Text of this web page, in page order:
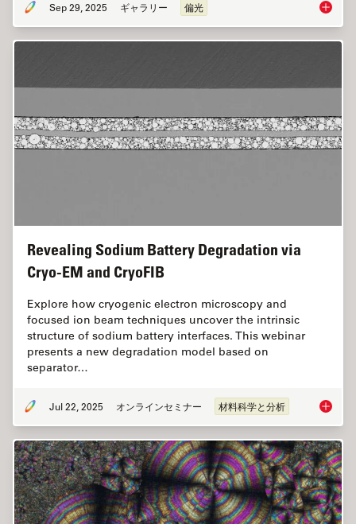
Sep 29, 2025 ギャラリー 偏光
Revealing Sodium Battery Degradation via
Cryo-EM and CryoFIB
Explore how cryogenic electron microscopy and
focused ion beam techniques uncover the intrinsic
structure of sodium battery interfaces. This webinar
presents a new degradation model based on
separator…
Jul 22, 2025 オンラインセミナー 材料科学と分析